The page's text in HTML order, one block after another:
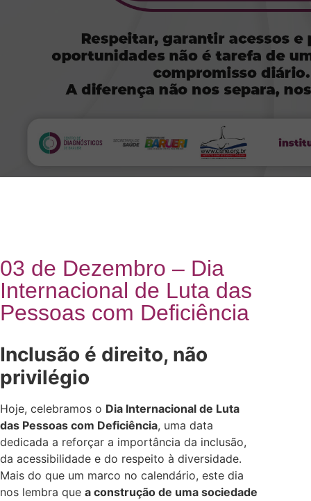
03 de Dezembro – Dia
Internacional de Luta das
Pessoas com Deficiência
Inclusão é direito, não
privilégio
Hoje, celebramos o Dia Internacional de Luta
das Pessoas com Deficiência, uma data
dedicada a reforçar a importância da inclusão,
da acessibilidade e do respeito à diversidade.
Mais do que um marco no calendário, este dia
nos lembra que a construção de uma sociedade